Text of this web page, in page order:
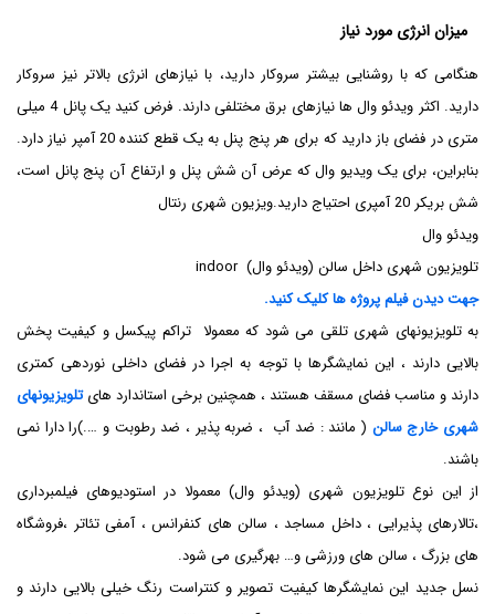
میزان انرژی مورد نیاز
هنگامی که با روشنایی بیشتر سروکار دارید، با نیازهای انرژی بالاتر نیز سروکار
دارید. اکثر ویدئو وال ها نیازهای برق مختلفی دارند. فرض کنید یک پانل 4 میلی
متری در فضای باز دارید که برای هر پنج پنل به یک قطع کننده 20 آمپر نیاز دارد.
بنابراین، برای یک ویدیو وال که عرض آن شش پنل و ارتفاع آن پنج پانل است،
شش بریکر 20 آمپری احتیاج دارید.ویزیون شهری رنتال
ویدئو وال
تلویزیون شهری داخل سالن (ویدئو وال) indoor
جهت دیدن فیلم پروژه ها کلیک کنید.
به تلویزیونهای شهری تلقی می شود که معمولا تراکم پیکسل و کیفیت پخش
بالایی دارند ، این نمایشگرها با توجه به اجرا در فضای داخلی نوردهی کمتری
دارند و مناسب فضای مسقف هستند ، همچنین برخی استاندارد هایتلویزیونهای
شهری خارج سالن ( مانند : ضد آب ، ضربه پذیر ، ضد رطوبت و ….)را دارا نمی
باشند.
از این نوع تلویزیون شهری (ویدئو وال) معمولا در استودیوهای فیلمبرداری
،تالارهای پذیرایی ، داخل مساجد ، سالن های کنفرانس ، آمفی تئاتر ،فروشگاه
های بزرگ ، سالن های ورزشی و… بهرگیری می شود.
نسل جدید این نمایشگرها کیفیت تصویر و کنتراست رنگ خیلی بالایی دارند و